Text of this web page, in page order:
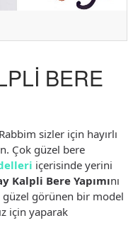
BERE
sizler için hayırlı
Çok güzel bere
içerisinde yerini
Kalpli Bere Yapımını
güzel görünen bir model
için yaparak